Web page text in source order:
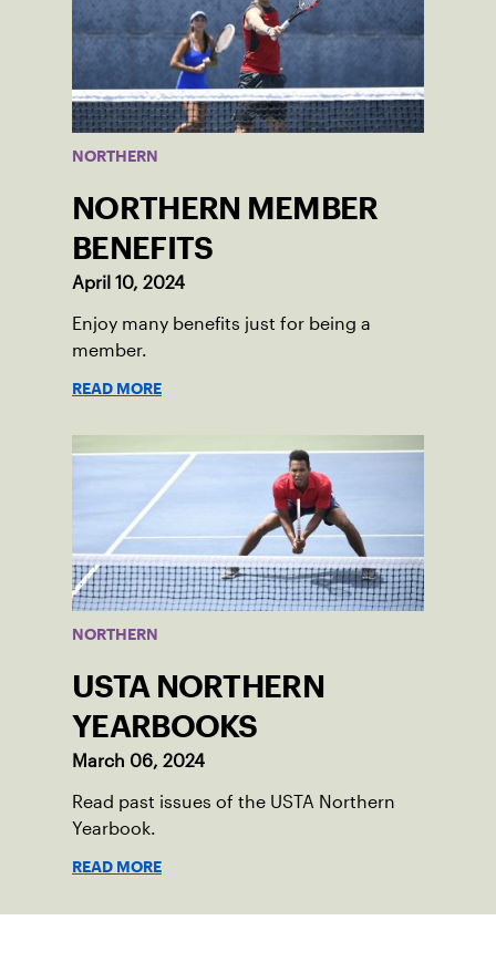
NORTHERN
NORTHERN MEMBER
BENEFITS
April 10, 2024
Enjoy many benefits just for being a
member.
READ MORE
NORTHERN
USTA NORTHERN
YEARBOOKS
March 06, 2024
Read past issues of the USTA Northern
Yearbook.
READ MORE